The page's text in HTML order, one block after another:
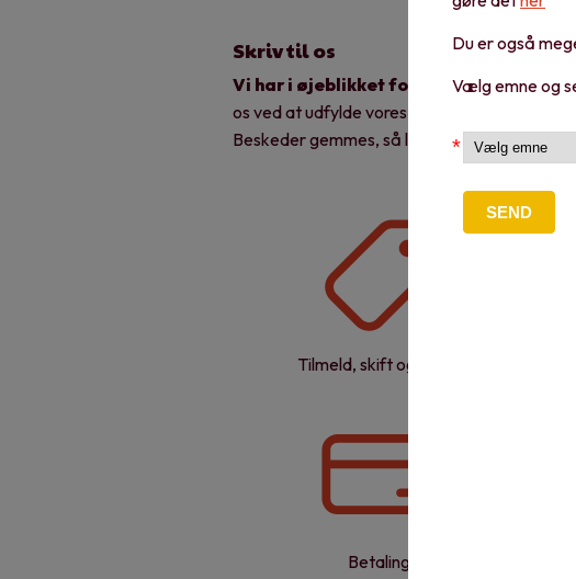
Du er også
Vælg emne og
Skriv til os
Vi har i øjeblikket forlænget svartid på
os ved at udfylde vores kontaktformular - du
Beskeder gemmes, så længe de er
Tilmeld, skift og opsig
Betaling